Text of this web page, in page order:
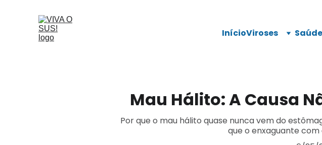
InícioViroses
Mau Hálito: A Causa
Por que o mau hálito quase nunca vem do
que o enxaguante com